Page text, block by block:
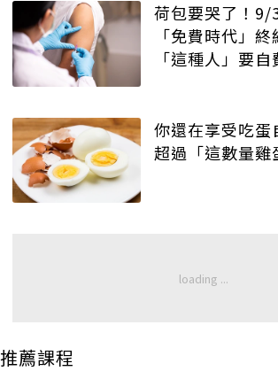
荷包要哭了！9/
「免費時代」
「這種人」要
你還在享受吃蛋
超過「這數量雞
推薦課程